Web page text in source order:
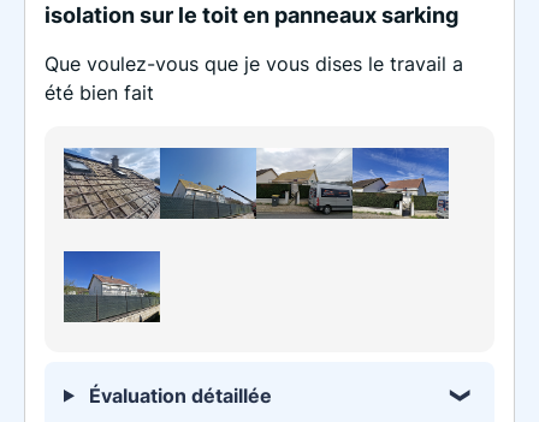
isolation sur le toit en panneaux sarking
Que voulez-vous que je vous dises le travail a
été bien fait
Évaluation détaillée